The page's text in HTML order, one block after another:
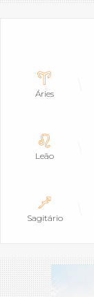
Áries
Leão
Sagitário